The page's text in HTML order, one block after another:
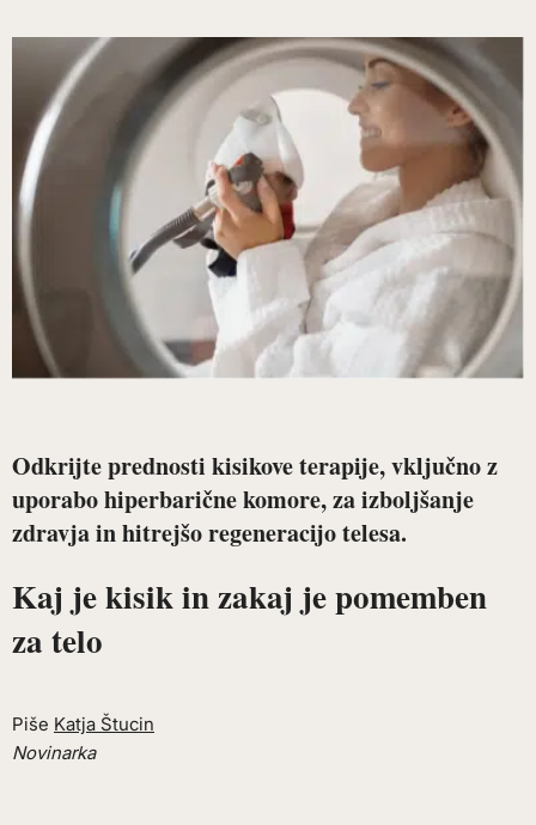
Odkrijte prednosti kisikove terapije, vključno z
uporabo hiperbarične komore, za izboljšanje
zdravja in hitrejšo regeneracijo telesa.
Kaj je kisik in zakaj je pomemben
za telo
Piše Katja Štucin
Novinarka